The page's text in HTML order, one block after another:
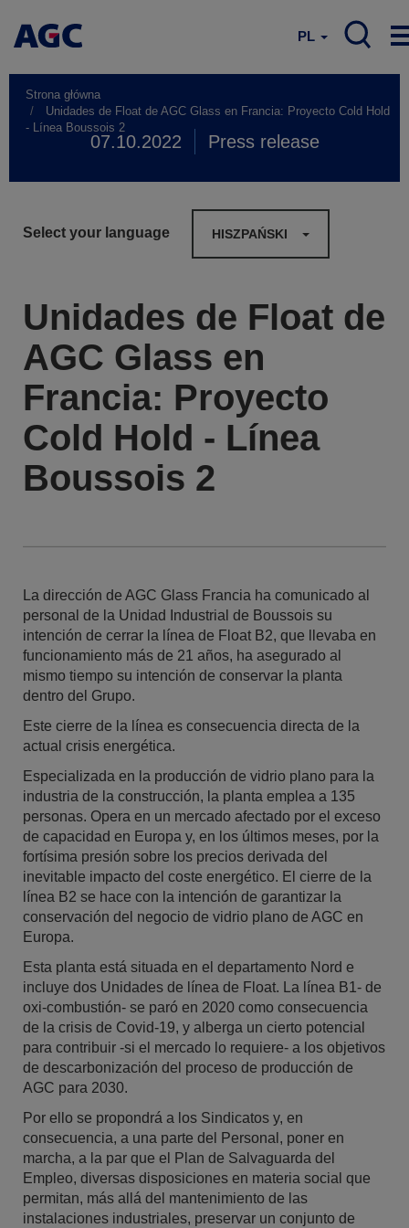
PL
Strona główna
Unidades de Float de AGC Glass en Francia: Proyecto Cold Hold
- Línea Boussois 2
07.10.2022 Press release
Select your language HISZPAŃSKI
Unidades de Float de
AGC Glass en
Francia: Proyecto
Cold Hold - Línea
Boussois 2
La dirección de AGC Glass Francia ha comunicado al
personal de la Unidad Industrial de Boussois su
intención de cerrar la línea de Float B2, que llevaba en
funcionamiento más de 21 años, ha asegurado al
mismo tiempo su intención de conservar la planta
dentro del Grupo.
Este cierre de la línea es consecuencia directa de la
actual crisis energética.
Especializada en la producción de vidrio plano para la
industria de la construcción, la planta emplea a 135
personas. Opera en un mercado afectado por el exceso
de capacidad en Europa y, en los últimos meses, por la
fortísima presión sobre los precios derivada del
inevitable impacto del coste energético. El cierre de la
línea B2 se hace con la intención de garantizar la
conservación del negocio de vidrio plano de AGC en
Europa.
Esta planta está situada en el departamento Nord e
incluye dos Unidades de línea de Float. La línea B1- de
oxi-combustión- se paró en 2020 como consecuencia
de la crisis de Covid-19, y alberga un cierto potencial
para contribuir -si el mercado lo requiere- a los objetivos
de descarbonización del proceso de producción de
AGC para 2030.
Por ello se propondrá a los Sindicatos y, en
consecuencia, a una parte del Personal, poner en
marcha, a la par que el Plan de Salvaguarda del
Empleo, diversas disposiciones en materia social que
permitan, más allá del mantenimiento de las
instalaciones industriales, preservar un conjunto de